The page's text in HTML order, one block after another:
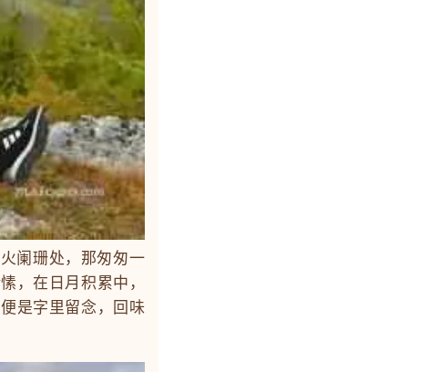
阑珊处，那匆匆一
，在日月积累中，
是字里留念，回味